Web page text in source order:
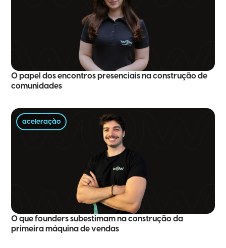
O papel dos encontros presenciais na construção de
comunidades
aceleração
O que founders subestimam na construção da
primeira máquina de vendas